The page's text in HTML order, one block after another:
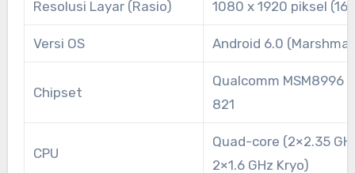
Resolusi Layar (Rasio) 1080 x 1920 piksel
Versi OS Android 6.0
Chipset
Qualcomm MSM8996
821
CPU
Quad-core (2×2.35
2×1.6 GHz Kryo)